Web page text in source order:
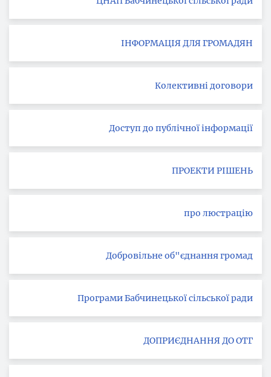
ІНФОРМАЦІЯ ДЛЯ ГРОМАДЯН
Колективні договори
Доступ до публічної інформації
ПРОЕКТИ РІШЕНЬ
про люстрацію
Добровільне об"єднання громад
Програми Бабчинецької сільської ради
ДОПРИЄДНАННЯ ДО ОТГ